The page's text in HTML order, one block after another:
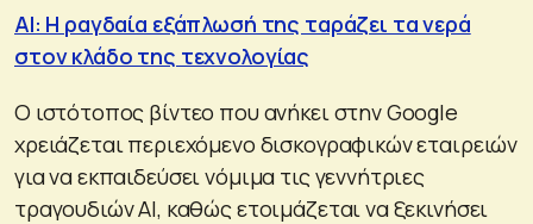
ΑΙ: Η ραγδαία εξάπλωσή της ταράζει τα νερά
στον κλάδο της τεχνολογίας
Ο ιστότοπος βίντεο που ανήκει στην Google
χρειάζεται περιεχόμενο δισκογραφικών εταιρειών
για να εκπαιδεύσει νόμιμα τις γεννήτριες
τραγουδιών AI, καθώς ετοιμάζεται να ξεκινήσει